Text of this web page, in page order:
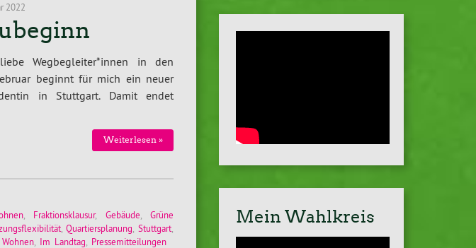
2022
Wegbegleiter*innen in den
beginnt für mich ein neuer
in Stuttgart. Damit endet
Weiterlesen »
Fraktionsklausur, Gebäude ,Grüne
,Quartiersplanung ,Stuttgart
Im Landtag
Pressemitteilungen
Mein Wahlkreis